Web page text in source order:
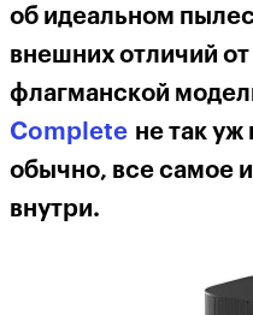
об идеальном
внешних отличий
флагманской
Complete не так уж
обычно, все самое
внутри.